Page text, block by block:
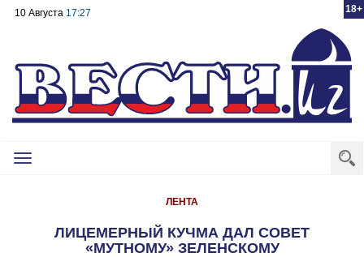
18+
10 Августа 17:27
Toggle
ЛЕНТА
ЛИЦЕМЕРНЫЙ КУЧМА ДАЛ СОВЕТ
«МУТНОМУ» ЗЕЛЕНСКОМУ